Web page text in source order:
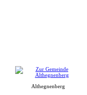
Althegnenberg